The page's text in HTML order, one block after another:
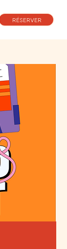
RÉSERVER